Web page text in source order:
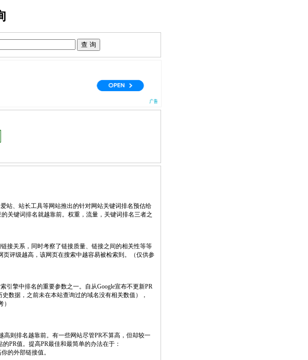
站、站长工具等网站推出的针对网站关键词排名预估给
关键词排名就越靠前。权重，流量，关键词排名三者之
接关系，同时考察了链接质量、链接之间的相关性等等
页评级越高，该网页在搜索中越容易被检索到。（仅供参
引擎中排名的重要参数之一。自从Google宣布不更新PR
数据，之前未在本站查询过的域名没有相关数值），
高则排名越靠前。有一些网站尽管PR不算高，但却较一
PR值。提高PR最佳和最简单的办法在于：
的外部链接值。